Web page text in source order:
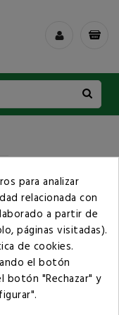
para analizar
relacionada con
a partir de
páginas visitadas).
de cookies.
el botón
botón "Rechazar" y